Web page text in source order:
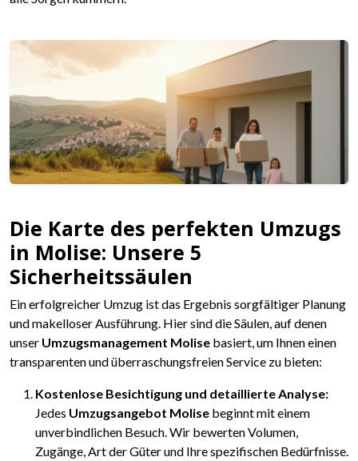
Die Karte des perfekten Umzugs
in Molise: Unsere 5
Sicherheitssäulen
Ein erfolgreicher Umzug ist das Ergebnis sorgfältiger Planung
und makelloser Ausführung. Hier sind die Säulen, auf denen
unser Umzugsmanagement Molise basiert, um Ihnen einen
transparenten und überraschungsfreien Service zu bieten:
Kostenlose Besichtigung und detaillierte Analyse:
Jedes Umzugsangebot Molise beginnt mit einem
unverbindlichen Besuch. Wir bewerten Volumen,
Zugänge, Art der Güter und Ihre spezifischen Bedürfnisse.